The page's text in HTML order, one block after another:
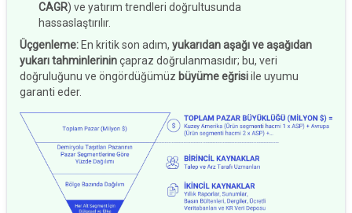
CAGR) ve yatırım trendleri doğrultusunda
hassaslaştırılır.
Üçgenleme: En kritik son adım, yukarıdan aşağı ve aşağıdan
yukarı tahminlerininçapraz doğrulanmasıdır; bu, veri
doğruluğunu ve öngördüğümüz büyüme eğrisiile uyumu
garanti eder.